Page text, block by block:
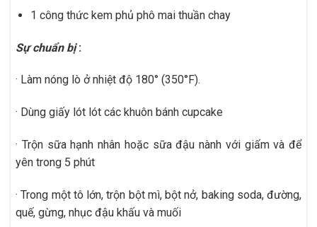
1 công thức ​kem phủ phô mai thuần chay ​
Sự chuẩn bị:
· Làm nóng lò ở nhiệt độ 180° (350°F).
· Dùng giấy lót lót các khuôn bánh cupcake
· Trộn sữa hạnh nhân hoặc sữa đậu nành với giấm và để
yên trong 5 phút
· Trong một tô lớn, trộn bột mì, bột nở, baking soda, đường,
quế, gừng, nhục đậu khấu và muối